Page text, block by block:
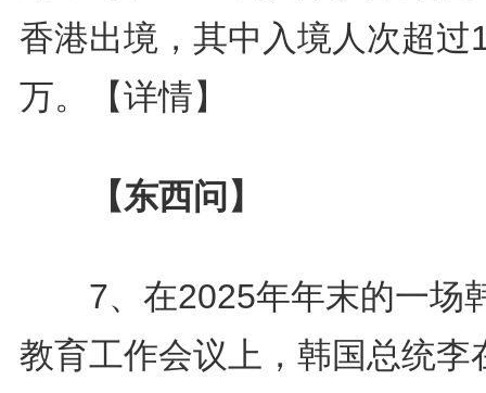
香港出境，其中入境人次超过
万。
【详情】
【东西问】
7、在2025年年末的一场
教育工作会议上，韩国总统李